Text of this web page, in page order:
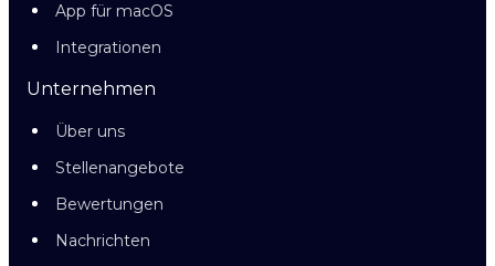
App für macOS
Integrationen
Unternehmen
Über uns
Stellenangebote
Bewertungen
Nachrichten